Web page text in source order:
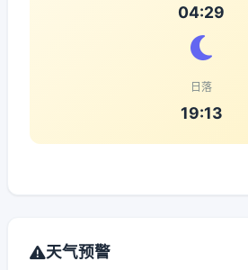
04:29
日落
19:13
天气预警